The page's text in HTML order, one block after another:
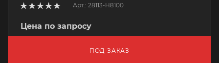
Арт.: 28113-H8100
Цена по запросу
ПОД ЗАКАЗ